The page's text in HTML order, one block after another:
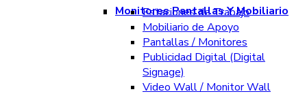
Monitores Pantallas Y Mobiliario
Estaciones de Trabajo
Mobiliario de Apoyo
Pantallas / Monitores
Publicidad Digital (Digital
Signage)
Video Wall / Monitor Wall